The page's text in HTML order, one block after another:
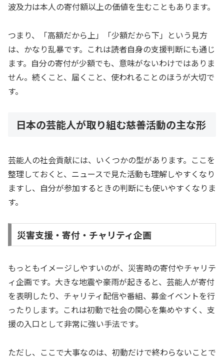
波及力は本人の寄付額以上の価値を生むこともあります。
つまり、「高額だから上」「少額だから下」という見方
は、かなり乱暴です。これは読者自身の支援判断にも通じ
ます。自分の寄付が少額でも、意味がないわけではありま
せん。続くこと、届くこと、使われることのほうが大切で
す。
日本の芸能人が取り組む慈善活動の主な形
芸能人の社会貢献には、いくつかの型があります。ここを
整理しておくと、ニュースで見た活動も理解しやすくなり
ますし、自分が参加するときの判断にも使いやすくなりま
す。
災害支援・寄付・チャリティ企画
もっともイメージしやすいのが、災害時の寄付やチャリテ
ィ企画です。大きな地震や豪雨が起きると、芸能人が寄付
を表明したり、チャリティ配信や番組、募金イベントを行
ったりします。これは初動で社会の関心を集めやすく、支
援の入口として非常に強い手法です。
ただし、ここで大事なのは、初動だけで終わらないことで